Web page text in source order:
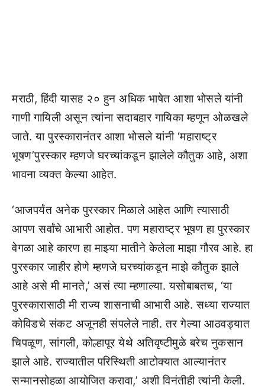
मराठी, हिंदी यासह २० हुन अधिक भाषेत आशा भोसले यांनी
गाणी गायिली असून त्यांना सदाबहार गायिका म्हणून ओळखले
जाते. या पुरस्कारानंतर आशा भोसले यांनी ‘महाराष्ट्र
भूषण’पुरस्कार म्हणजे घरच्यांकडून झालेले कौतुक आहे, अशा
भावना व्यक्त केल्या आहेत.
‘आजपर्यंत अनेक पुरस्कार मिळाले आहेत आणि त्यासाठी
आपण सर्वांचे आभारी आहोत. पण महाराष्ट्र भूषण हा पुरस्कार
वेगळा आहे कारण हा माझ्या मातीने केलेला माझा गौरव आहे. हा
पुरस्कार जाहीर होणे म्हणजे घरच्यांकडून माझे कौतुक झाले
आहे असे मी मानते,’ असं त्या म्हणाल्या. यसोबाबतच, ‘या
पुरस्कारासाठी मी राज्य शासनाची आभारी आहे. सध्या राज्यात
कोविडचे संकट अजूनही संपलेले नाही. तर गेल्या आठवड्यात
चिपळूण, सांगली, कोल्हापूर येथे अतिवृष्टीमुळे बरेच नुकसान
झाले आहे. राज्यातील परिस्थिती आटोक्यात आल्यानंतर
सन्मानसोहळा आयोजित करावा,’ अशी विनंतीही त्यांनी केली.